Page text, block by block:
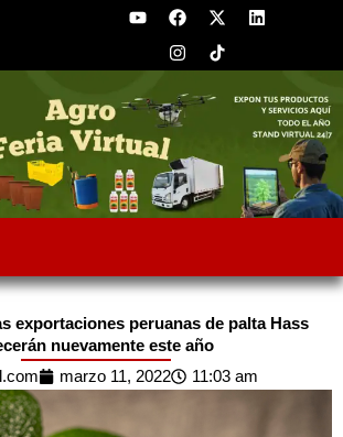
Y
o
b
e
F
a
c
e
o
o
k
X
-
t
w
t
L
i
d
n
I
n
s
t
g
r
a
exportaciones peruanas de palta Hass
nuevamente este año
marzo 11, 2022 11:03 am